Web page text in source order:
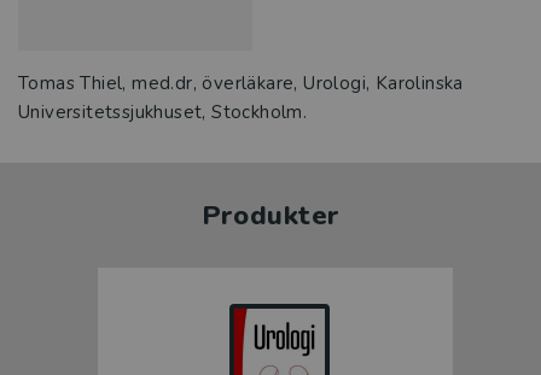
Tomas Thiel, med.dr, överläkare, Urologi, Karolinska
Universitetssjukhuset, Stockholm.
Produkter